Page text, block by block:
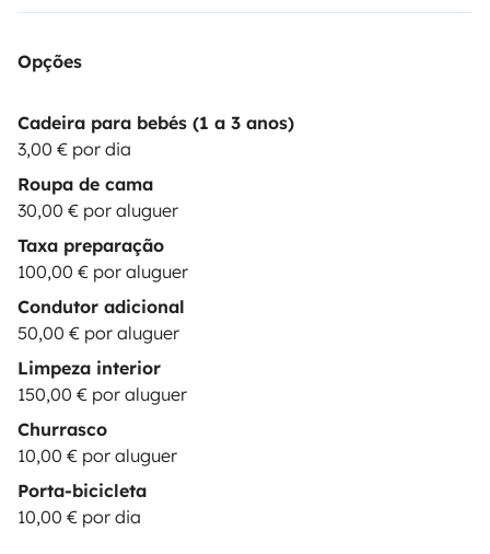
Opções
Cadeira para bebés (1 a 3 anos)
3,00 € por dia
Roupa de cama
30,00 € por aluguer
Taxa preparação
100,00 € por aluguer
Condutor adicional
50,00 € por aluguer
Limpeza interior
150,00 € por aluguer
Churrasco
10,00 € por aluguer
Porta-bicicleta
10,00 € por dia